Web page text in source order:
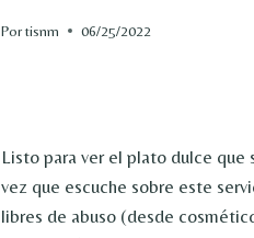
Portisnm 06/25/2022
Listo para ver el plato dulce que
vez que escuche sobre este
libres de abuso (desde